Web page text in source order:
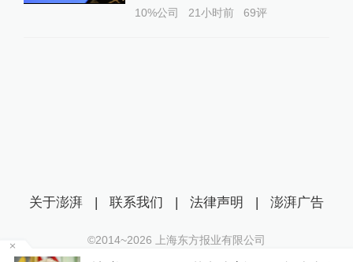
10%公司 21小时前 69评
关于澎湃 | 联系我们 | 法律声明 | 澎湃广告
©2014~2026 上海东方报业有限公司